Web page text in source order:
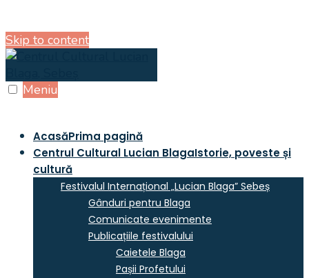
Skip to content
Meniu
AcasăPrima pagină
Centrul Cultural Lucian BlagaIstorie, poveste și
cultură
Festivalul Internațional „Lucian Blaga” Sebeș
Gânduri pentru Blaga
Comunicate evenimente
Publicațiile festivalului
Caietele Blaga
Pașii Profetului